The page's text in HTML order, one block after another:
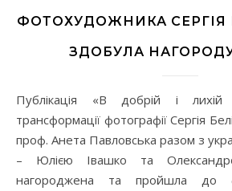
ФОТОХУДОЖНИКА СЕРГІЯ
ЗДОБУЛА
Публікація «В добрій і лихій долі. Стилістичні
трансформації фотографії Сергія
проф. Анета Павловська разом з
– Юлією Івашко та
нагороджена та пройшла до